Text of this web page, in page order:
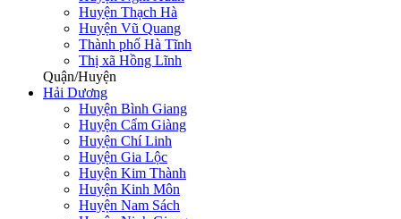
Huyện Thạch Hà
Huyện Vũ Quang
Thành phố Hà Tĩnh
Thị xã Hồng Lĩnh
Quận/Huyện
Hải Dương
Huyện Bình Giang
Huyện Cẩm Giàng
Huyện Chí Linh
Huyện Gia Lộc
Huyện Kim Thành
Huyện Kinh Môn
Huyện Nam Sách